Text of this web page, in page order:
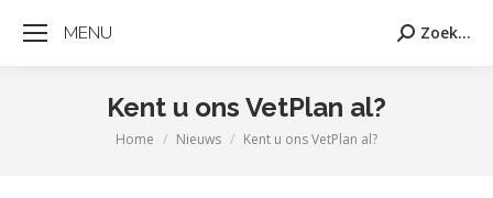
MENU Zoeken:
Zoek...
Kent u ons VetPlan al?
Je bent hier:
Home Nieuws Kent u ons VetPlan al?